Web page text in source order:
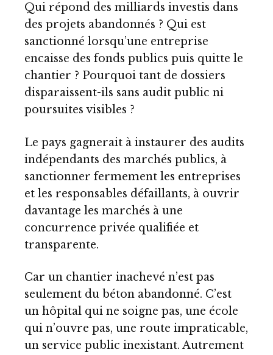
Qui répond des milliards investis dans
des projets abandonnés ? Qui est
sanctionné lorsqu’une entreprise
encaisse des fonds publics puis quitte le
chantier ? Pourquoi tant de dossiers
disparaissent-ils sans audit public ni
poursuites visibles ?
Le pays gagnerait à instaurer des audits
indépendants des marchés publics, à
sanctionner fermement les entreprises
et les responsables défaillants, à ouvrir
davantage les marchés à une
concurrence privée qualifiée et
transparente.
Car un chantier inachevé n’est pas
seulement du béton abandonné. C’est
un hôpital qui ne soigne pas, une école
qui n’ouvre pas, une route impraticable,
un service public inexistant. Autrement